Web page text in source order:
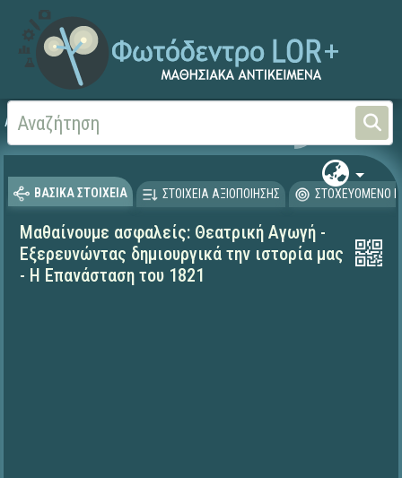
Αρχική Μαθαίνουμε στο Σπίτι
ΒΑΣΙΚΑ ΣΤΟΙΧΕΙΑ ΣΤΟΙΧΕΙΑ ΑΞΙΟΠΟΙΗΣΗΣ ΣΤΟΧΕΥΟΜΕΝΟ
Μαθαίνουμε ασφαλείς: Θεατρική Αγωγή -
Εξερευνώντας δημιουργικά την ιστορία μας
- Η Επανάσταση του 1821